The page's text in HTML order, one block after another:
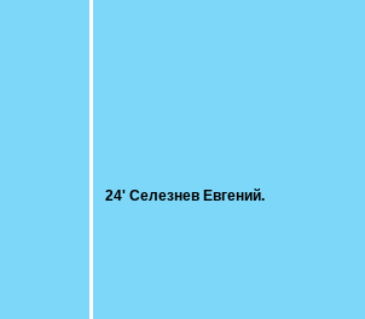
24' Селезнев Евгений.